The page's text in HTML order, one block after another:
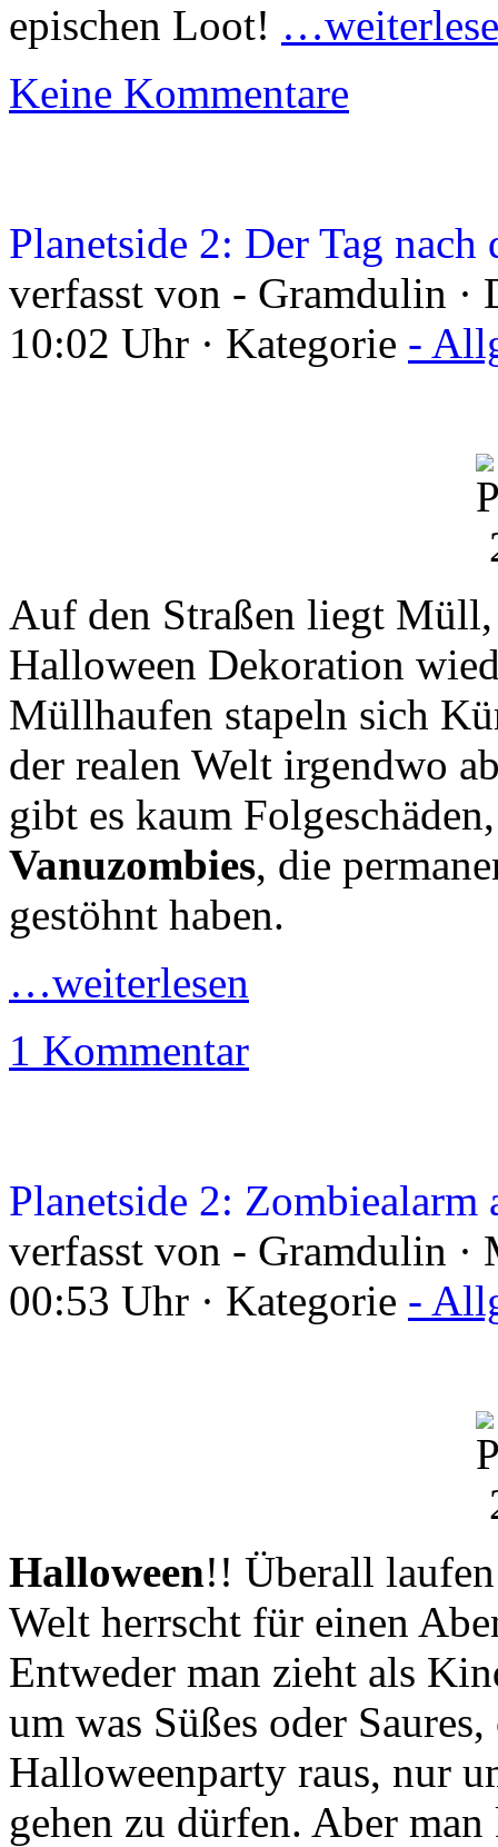
epischen Loot!
Keine Kommentare
Planetside 2: Der Tag
verfasst von - Gramdulin ·
10:02 Uhr · Kategorie -
Auf den Straßen liegt
Halloween Dekoration
Müllhaufen stapeln sich
der realen Welt irgendwo
gibt es kaum
Vanuzombies, die
gestöhnt haben.
…weiterlesen
1 Kommentar
Planetside 2: Zombiealarm
verfasst von - Gramdulin
00:53 Uhr · Kategorie -
Halloween!! Überall
Welt herrscht für einen
Entweder man zieht als
um was Süßes oder
Halloweenparty raus, nur
gehen zu dürfen. Aber